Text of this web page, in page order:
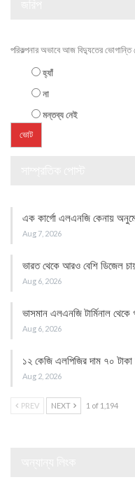
পরিকল্পনার অভাবে আজ বিদ্যুতের ভোগান্তি
হ্যাঁ
না
মন্তব্য নেই
এক কার্গো এলএনজি কেনায়
Aug 7, 2026
ভারত থেকে আরও বেশি ডিজেল
Aug 6, 2026
ভাসমান এলএনজি টার্মিনাল
Aug 6, 2026
১২ কেজি এলপিজির দাম ৭০ টাকা
Aug 2, 2026
PREV NEXT 1 of 1,194